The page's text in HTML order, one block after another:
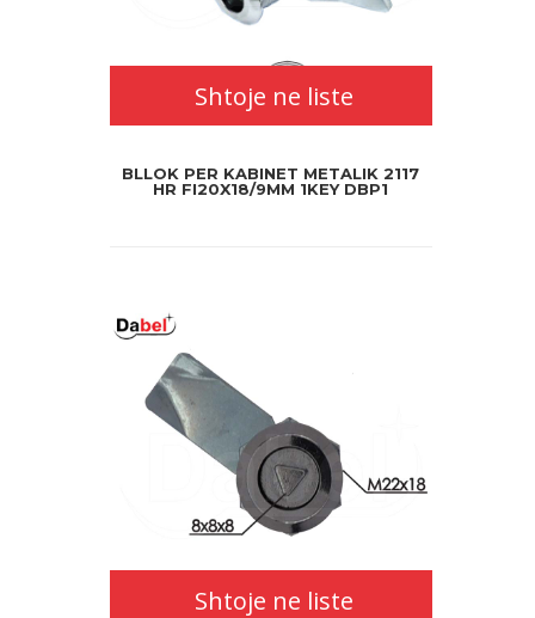
Shtoje ne liste
BLLOK PER KABINET METALIK 2117
HR FI20X18/9MM 1KEY DBP1
Shtoje ne liste